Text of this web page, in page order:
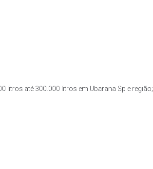
litros até 300.000 litros em Ubarana Sp e região;